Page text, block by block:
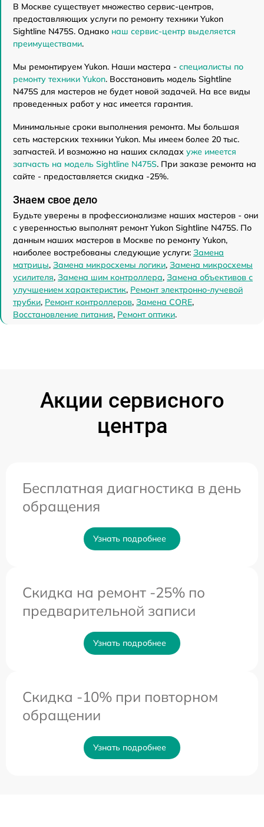
В Москве существует множество сервис-центров,
предоставляющих услуги по ремонту техники Yukon
Sightline N475S. Однако наш сервис-центр выделяется
преимуществами.
Мы ремонтируем Yukon. Наши мастера - специалисты по
ремонту техники Yukon. Восстановить модель Sightline
N475S для мастеров не будет новой задачей. На все виды
проведенных работ у нас имеется гарантия.
Минимальные сроки выполнения ремонта. Мы большая
сеть мастерских техники Yukon. Мы имеем более 20 тыс.
запчастей. И возможно на наших складах уже имеется
запчасть на модель Sightline N475S. При заказе ремонта на
сайте - предоставляется скидка -25%.
Знаем свое дело
Будьте уверены в профессионализме наших мастеров - они
с уверенностью выполнят ремонт Yukon Sightline N475S. По
данным наших мастеров в Москве по ремонту Yukon,
наиболее востребованы следующие услуги: Замена
матрицы, Замена микросхемы логики, Замена микросхемы
усилителя, Замена шим контроллера, Замена объективов с
улучшением характеристик, Ремонт электронно-лучевой
трубки, Ремонт контроллеров, Замена CORE,
Восстановление питания, Ремонт оптики.
Акции сервисного
центра
Бесплатная диагностика в день
обращения
Узнать подробнее
Скидка на ремонт -25% по
предварительной записи
Узнать подробнее
Скидка -10% при повторном
обращении
Узнать подробнее